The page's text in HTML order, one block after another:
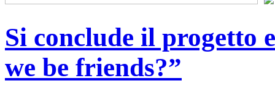
Si conclude il progetto
we be friends?”